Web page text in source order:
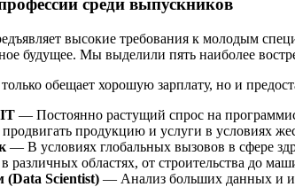
среди выпускников
высокие требования к молодым
будущее. Мы выделили пять наиболее
обещает хорошую зарплату, но и
IT — Постоянно растущий спрос на
продукцию и услуги в условиях
— В условиях глобальных вызовов в сфере
областях, от строительства до
Scientist) — Анализ больших данных и